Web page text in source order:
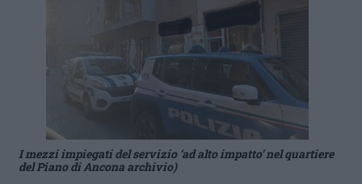
I mezzi impiegati del servizio ‘ad alto impatto’ nel quartiere
del Piano di Ancona archivio)